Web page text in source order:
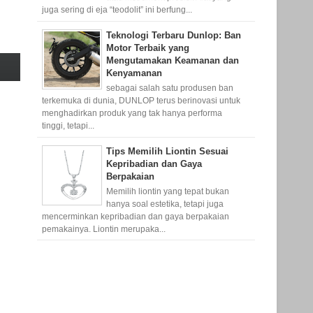
juga sering di eja “teodolit” ini berfung...
Teknologi Terbaru Dunlop: Ban
Motor Terbaik yang
Mengutamakan Keamanan dan
Kenyamanan
sebagai salah satu produsen ban
terkemuka di dunia, DUNLOP terus berinovasi untuk
menghadirkan produk yang tak hanya performa
tinggi, tetapi...
Tips Memilih Liontin Sesuai
Kepribadian dan Gaya
Berpakaian
Memilih liontin yang tepat bukan
hanya soal estetika, tetapi juga
mencerminkan kepribadian dan gaya berpakaian
pemakainya. Liontin merupaka...